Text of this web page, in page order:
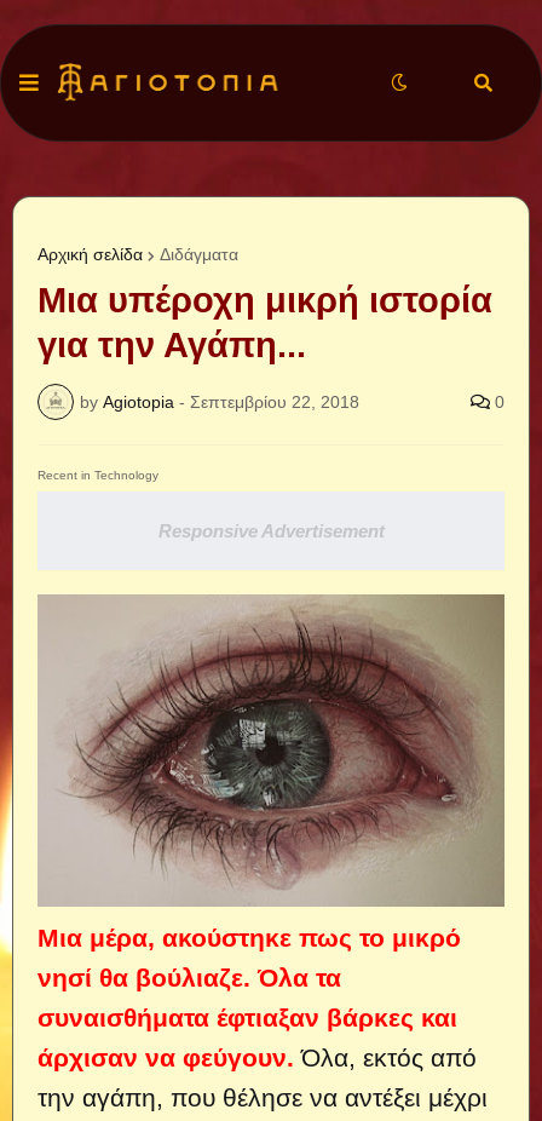
Αρχική σελίδα Διδάγματα
Μια υπέροχη μικρή ιστορία
για την Αγάπη...
by Agiotopia - Σεπτεμβρίου 22, 2018 0
Recent in Technology
Responsive Advertisement
Μια μέρα, ακούστηκε πως το μικρό
νησί θα βούλιαζε. Όλα τα
συναισθήματα έφτιαξαν βάρκες και
άρχισαν να φεύγουν. Όλα, εκτός από
την αγάπη, που θέλησε να αντέξει μέχρι